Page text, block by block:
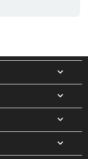
expand_more
expand_more
expand_more
expand_more